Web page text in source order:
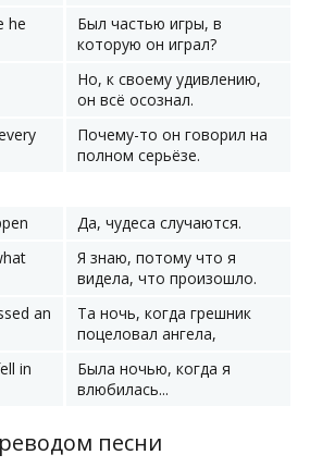
he
Был частью игры, в
которую он играл?
Но, к своему удивлению,
он всё осознал.
Почему-то он говорил на
полном серьёзе.
Да, чудеса случаются.
Я знаю, потому что я
видела, что произошло.
an
Та ночь, когда грешник
поцеловал ангела,
in
Была ночью, когда я
влюбилась...
песни